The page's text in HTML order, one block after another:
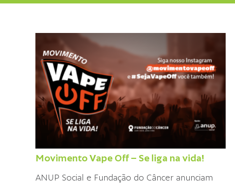
Movimento Vape Off – Se liga na vida!
ANUP Social e Fundação do Câncer anunciam